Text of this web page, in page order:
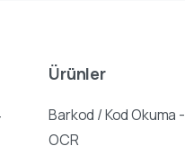
Ürünler
Barkod / Kod Okuma -
OCR